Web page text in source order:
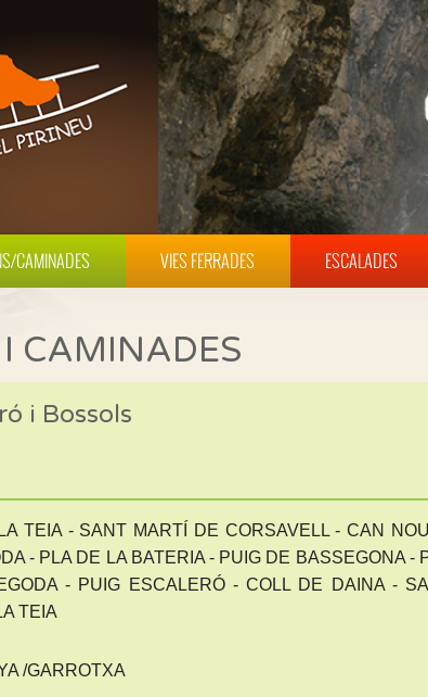
CAMINADES VIES FERRADES ESCALADES
CAMINADES
i Bossols
TEIA - SANT MARTÍ DE CORSAVELL - CAN
- PLA DE LA BATERIA - PUIG DE BASSEGONA -
- PUIG ESCALERÓ - COLL DE DAINA -
TEIA
/GARROTXA